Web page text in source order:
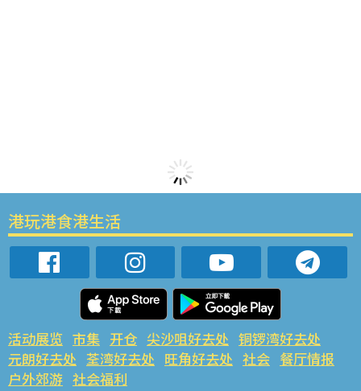
港玩港食港生活
活动展览 市集 开仓 尖沙咀好去处 铜锣湾好去处
元朗好去处 荃湾好去处 旺角好去处 社会 餐厅情报
户外郊游 社会福利